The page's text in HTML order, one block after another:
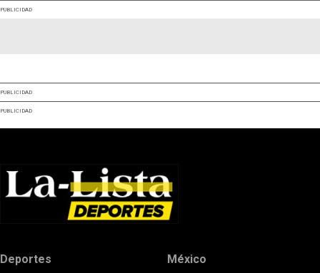
PUBLICIDAD
PUBLICIDAD
PUBLICIDAD
Deportes México